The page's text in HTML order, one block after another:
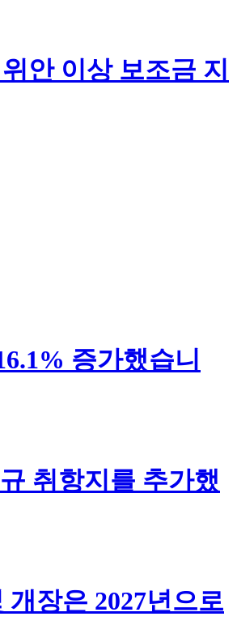
안 이상 보조금 지
증가했습니
취항지를 추가했
장은 2027년으로